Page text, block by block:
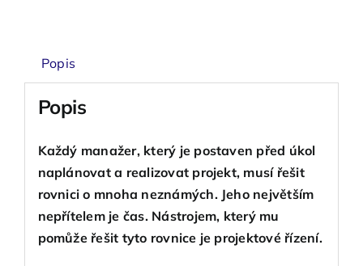
Popis
Popis
Každý manažer, který je postaven před úkol
naplánovat a realizovat projekt, musí řešit
rovnici o mnoha neznámých. Jeho největším
nepřítelem je čas. Nástrojem, který mu
pomůže řešit tyto rovnice je projektové řízení.